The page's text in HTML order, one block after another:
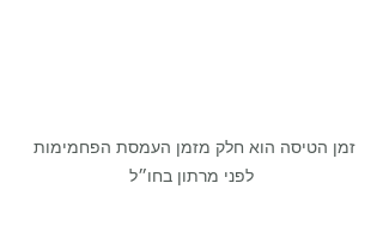
זמן הטיסה הוא חלק מזמן העמסת הפחמימות
לפני מרתון בחו״ל